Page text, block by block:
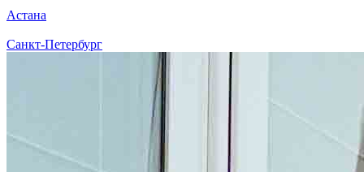
Астана
Санкт-Петербург